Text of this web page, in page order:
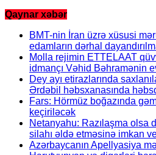
Qaynar xəbər
BMT-nin İran üzrə xüsusi
edamların dərhal
Molla rejimin ETTELAAT
idmançı Vəhid Bəhramənin
Dey ayı etirazlarında
Ərdəbil həbsxanasında
Fars: Hörmüz boğazında
keçiriləcək
Netanyahu: Razılaşma olsa
silahı əldə etməsinə imkan
Azərbaycanın Apellyasiya